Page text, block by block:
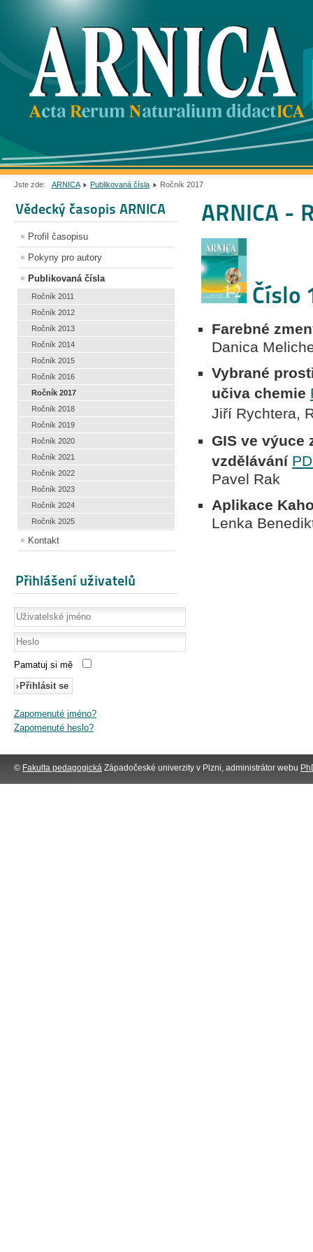
Jste zde: ARNICA Publikovaná čísla Ročník 2017
Vědecký časopis ARNICA
Profil časopisu
Pokyny pro autory
Publikovaná čísla
Ročník 2011
Ročník 2012
Ročník 2013
Ročník 2014
Ročník 2015
Ročník 2016
Ročník 2017
Ročník 2018
Ročník 2019
Ročník 2020
Ročník 2021
Ročník 2022
Ročník 2023
Ročník 2024
Ročník 2025
Kontakt
Přihlášení uživatelů
Pamatuj si mě
Přihlásit se
Zapomenuté jméno?
Zapomenuté heslo?
ARNICA -
Číslo
Farebné
Danica
Vybrané
učiva chemie
Jiří Rychtera,
GIS ve výuce
vzdělávání
Pavel Rak
Aplikace
Lenka
© Fakulta pedagogická Západočeské univerzity v Plzni, administrátor webu